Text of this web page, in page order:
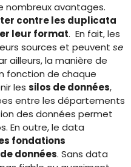
nombreux avantages.
contre les duplicata
leur format. En fait, les
sources et peuvent se
ailleurs, la manière de
fonction de chaque
les silos de données,
entre les départements
des données permet
En outre, le data
fondations
données. Sans data